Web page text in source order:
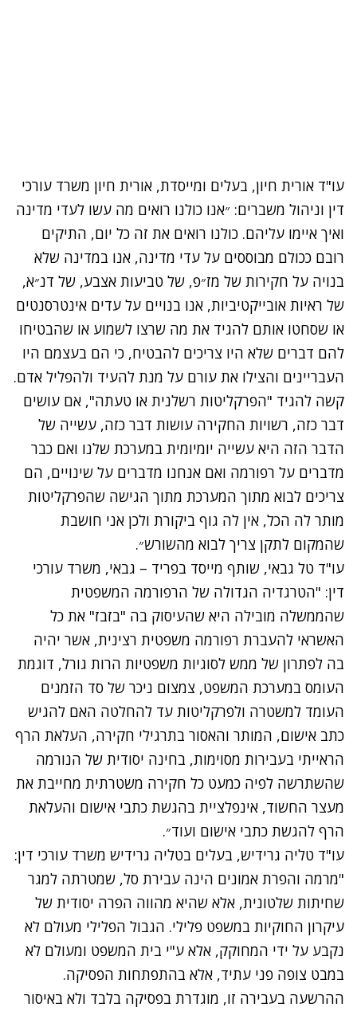
עו"ד אורית חיון, בעלים ומייסדת, אורית חיון משרד עורכי
דין וניהול משברים: ״אנו כולנו רואים מה עשו לעדי מדינה
ואיך איימו עליהם. כולנו רואים את זה כל יום, התיקים
רובם ככולם מבוססים על עדי מדינה, אנו במדינה שלא
בנויה על חקירות של מז״פ, של טביעות אצבע, של דנ״א,
של ראיות אובייקטיביות, אנו בנויים על עדים אינטרסנטים
או שסחטו אותם להגיד את מה שרצו לשמוע או שהבטיחו
להם דברים שלא היו צריכים להבטיח, כי הם בעצמם היו
העבריינים והצילו את עורם על מנת להעיד ולהפליל אדם.
קשה להגיד "הפרקליטות רשלנית או טעתה", אם עושים
דבר כזה, רשויות החקירה עושות דבר כזה, עשייה של
הדבר הזה היא עשייה יומיומית במערכת שלנו ואם כבר
מדברים על רפורמה ואם אנחנו מדברים על שינויים, הם
צריכים לבוא מתוך המערכת מתוך הגישה שהפרקליטות
מותר לה הכל, אין לה גוף ביקורת ולכן אני חושבת
שהמקום לתקן צריך לבוא מהשורש״.
עו"ד טל גבאי, שותף מייסד בפריד – גבאי, משרד עורכי
דין: "הטרגדיה הגדולה של הרפורמה המשפטית
שהממשלה מובילה היא שהעיסוק בה "בזבז" את כל
האשראי להעברת רפורמה משפטית רצינית, אשר יהיה
בה לפתרון של ממש לסוגיות משפטיות הרות גורל, דוגמת
העומס במערכת המשפט, צמצום ניכר של סד הזמנים
העומד למשטרה ולפרקליטות עד להחלטה האם להגיש
כתב אישום, המותר והאסור בתרגילי חקירה, העלאת הרף
הראייתי בעבירות מסוימות, בחינה יסודית של הנורמה
שהשתרשה לפיה כמעט כל חקירה משטרתית מחייבת את
מעצר החשוד, אינפלציית בהגשת כתבי אישום והעלאת
הרף להגשת כתבי אישום ועוד״.
עו"ד טליה גרידיש, בעלים בטליה גרידיש משרד עורכי דין:
"מרמה והפרת אמונים הינה עבירת סל, שמטרתה למגר
שחיתות שלטונית, אלא שהיא מהווה הפרה יסודית של
עיקרון החוקיות במשפט פלילי. הגבול הפלילי מעולם לא
נקבע על ידי המחוקק, אלא ע"י בית המשפט ומעולם לא
במבט צופה פני עתיד, אלא בהתפתחות הפסיקה.
ההרשעה בעבירה זו, מוגדרת בפסיקה בלבד ולא באיסור